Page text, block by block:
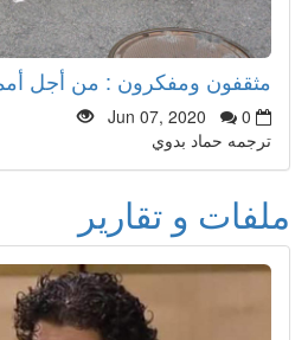
مثقفون ومفكرون : من أجل
Jun 07, 2020
0
ترجمه حماد بدوي
ملفات و تقارير